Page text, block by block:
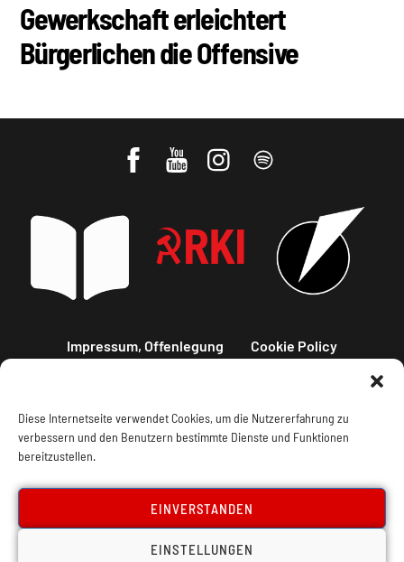
Diese Internetseite verwendet Cookies, um die Nutzererfahrung zu
verbessern und den Benutzern bestimmte Dienste und Funktionen
bereitzustellen.
EINVERSTANDEN
EINSTELLUNGEN
Gewerkschaft erleichtert
Bürgerlichen die Offensive
Impressum, Offenlegung Cookie Policy